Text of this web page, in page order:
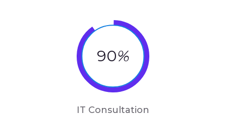
90%
IT Consultation